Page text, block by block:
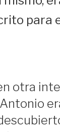
para
otra